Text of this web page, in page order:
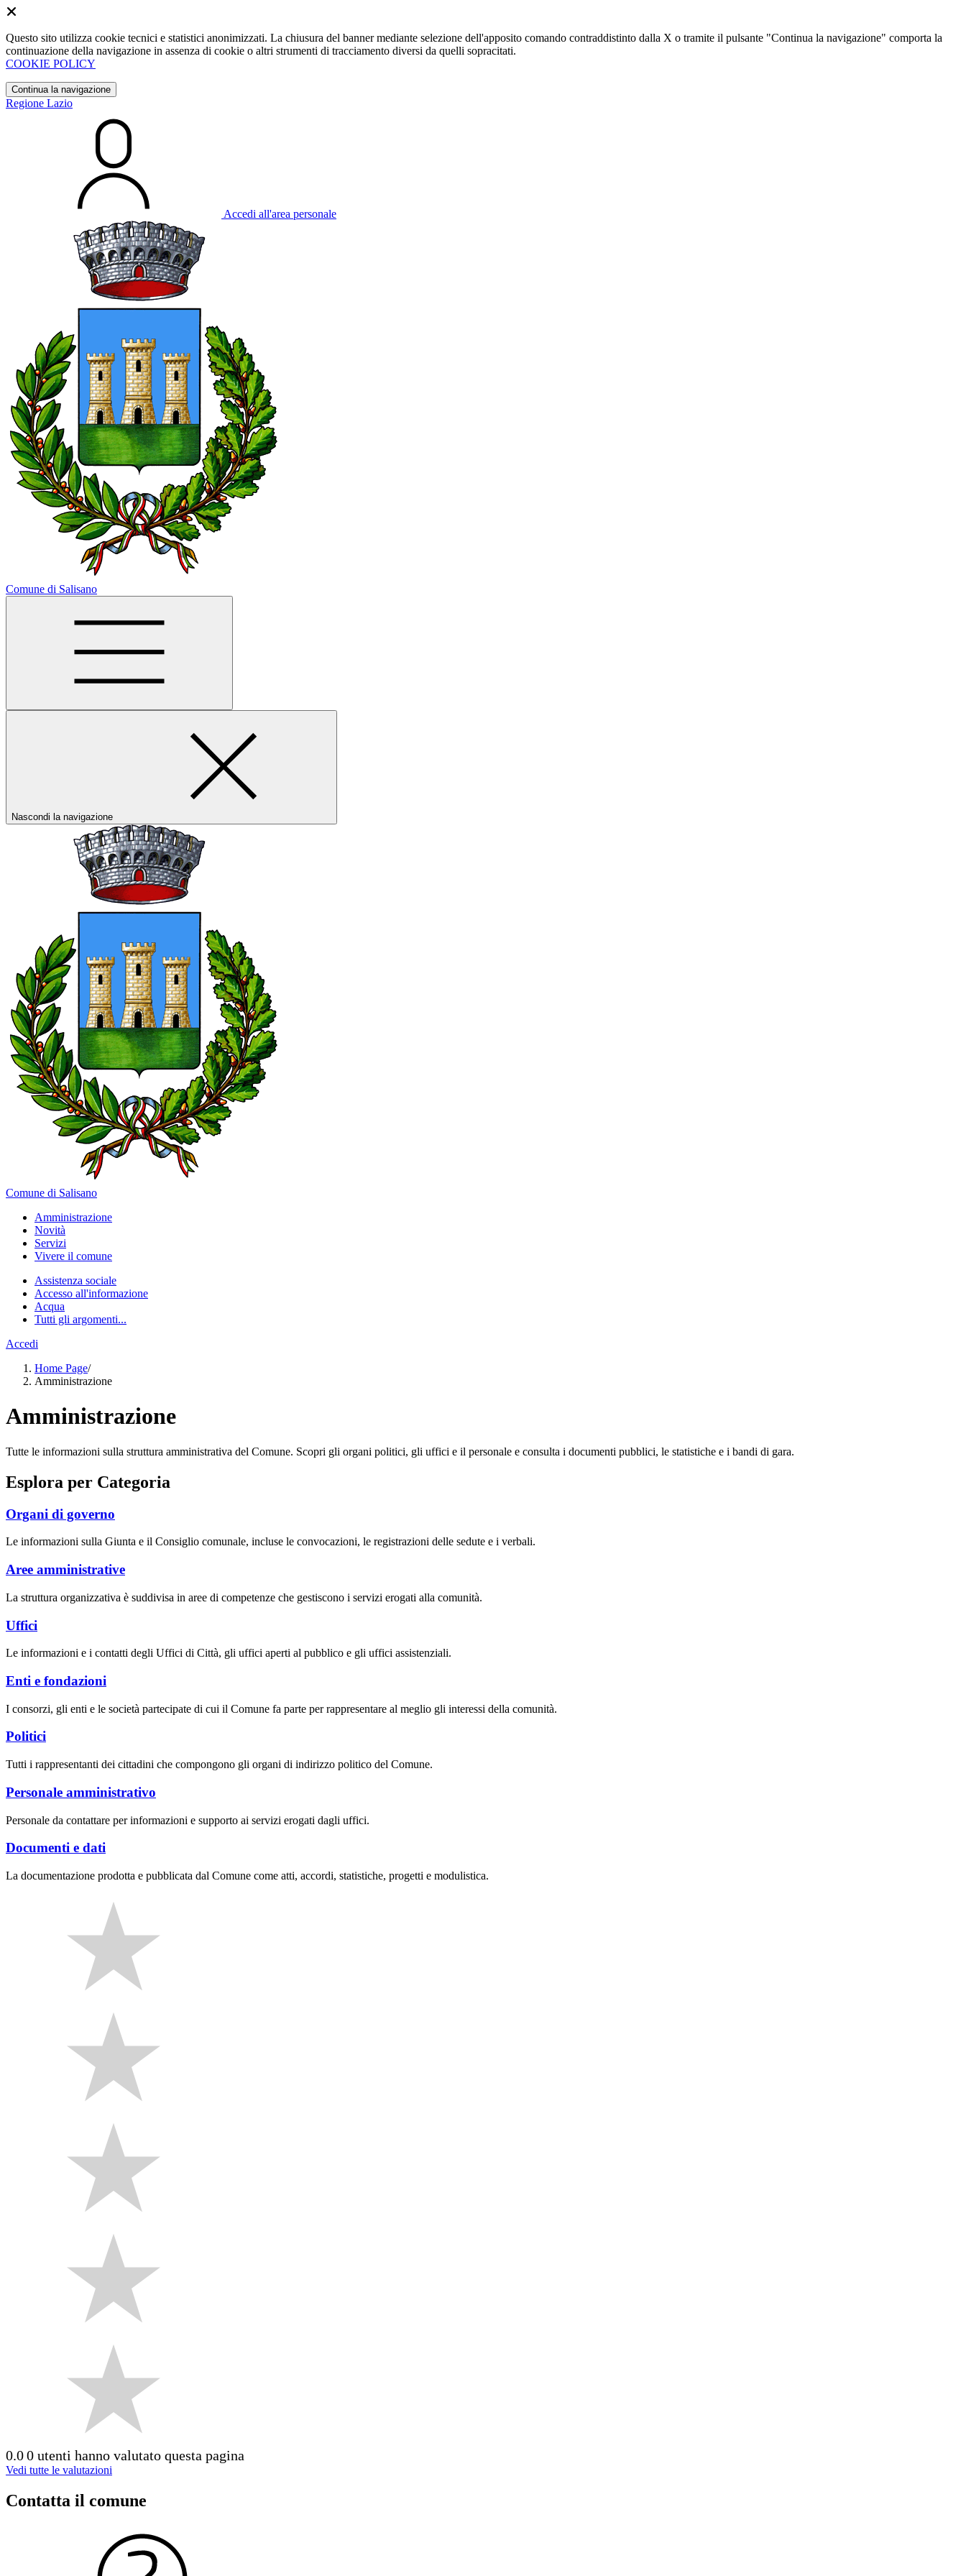
Questo sito utilizza cookie tecnici e statistici anonimizzati. La chiusura del banner mediante selezione dell'apposito comando contraddistinto dalla X o tramite il pulsante "Continua la navigazione" comporta la
continuazione della navigazione in assenza di cookie o altri strumenti di tracciamento diversi da quelli sopracitati.
COOKIE POLICY
Continua la navigazione
Regione Lazio
Accedi all'area personale
Comune di Salisano
Nascondi la navigazione
Comune di Salisano
Amministrazione
Novità
Servizi
Vivere il comune
Assistenza sociale
Accesso all'informazione
Acqua
Tutti gli argomenti...
Accedi
Home Page/
Amministrazione
Amministrazione
Tutte le informazioni sulla struttura amministrativa del Comune. Scopri gli organi politici, gli uffici e il personale e consulta i documenti pubblici, le statistiche e i bandi di gara.
Esplora per Categoria
Organi di governo
Le informazioni sulla Giunta e il Consiglio comunale, incluse le convocazioni, le registrazioni delle sedute e i verbali.
Aree amministrative
La struttura organizzativa è suddivisa in aree di competenze che gestiscono i servizi erogati alla comunità.
Uffici
Le informazioni e i contatti degli Uffici di Città, gli uffici aperti al pubblico e gli uffici assistenziali.
Enti e fondazioni
I consorzi, gli enti e le società partecipate di cui il Comune fa parte per rappresentare al meglio gli interessi della comunità.
Politici
Tutti i rappresentanti dei cittadini che compongono gli organi di indirizzo politico del Comune.
Personale amministrativo
Personale da contattare per informazioni e supporto ai servizi erogati dagli uffici.
Documenti e dati
La documentazione prodotta e pubblicata dal Comune come atti, accordi, statistiche, progetti e modulistica.
0.00 utenti hanno valutato questa pagina
Vedi tutte le valutazioni
Contatta il comune